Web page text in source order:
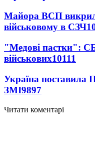
Майора ВСП
військовому в СЗЧ
"Медові пастки":
військових10111
Україна поставила
ЗМІ9897
Читати коментарі